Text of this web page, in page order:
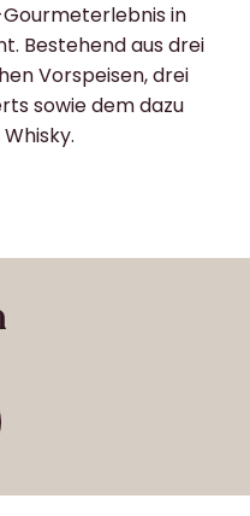
in
Bestehend aus drei
Vorspeisen, drei
sowie dem dazu